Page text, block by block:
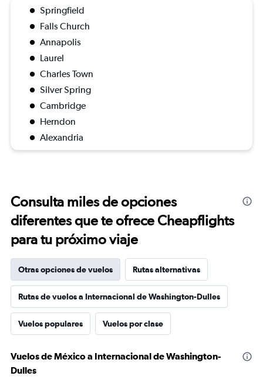
Springfield
Falls Church
Annapolis
Laurel
Charles Town
Silver Spring
Cambridge
Herndon
Alexandria
Consulta miles de opciones
diferentes que te ofrece Cheapflights
para tu próximo viaje
Otras opciones de vuelos Rutas alternativas
Rutas de vuelos a Internacional de Washington-Dulles
Vuelos populares Vuelos por clase
Vuelos de México a Internacional de Washington-
Dulles